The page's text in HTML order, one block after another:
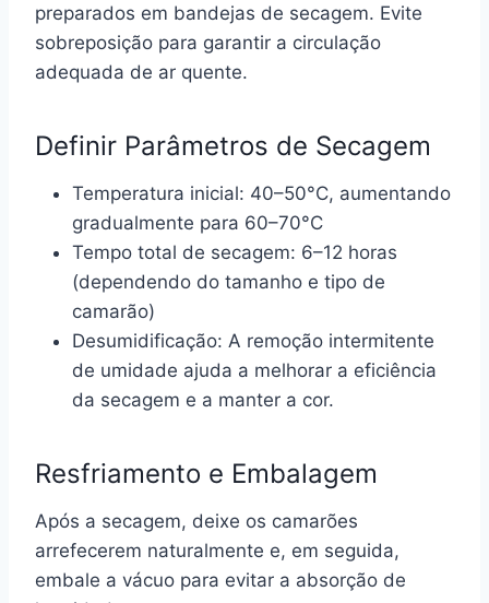
preparados em bandejas de secagem. Evite
sobreposição para garantir a circulação
adequada de ar quente.
Definir Parâmetros de Secagem
Temperatura inicial: 40–50°C, aumentando
gradualmente para 60–70°C
Tempo total de secagem: 6–12 horas
(dependendo do tamanho e tipo de
camarão)
Desumidificação: A remoção intermitente
de umidade ajuda a melhorar a eficiência
da secagem e a manter a cor.
Resfriamento e Embalagem
Após a secagem, deixe os camarões
arrefecerem naturalmente e, em seguida,
embale a vácuo para evitar a absorção de